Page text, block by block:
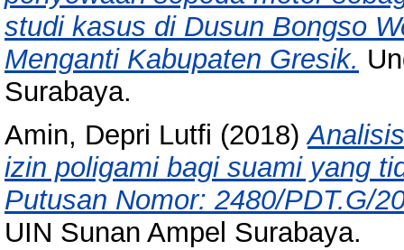
studi kasus di Dusun Bongso
Menganti Kabupaten Gresik.
Surabaya.
Amin, Depri Lutfi (2018)
izin poligami bagi suami yang
Putusan Nomor: 2480/PDT.G/
UIN Sunan Ampel Surabaya.